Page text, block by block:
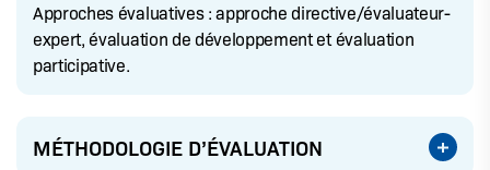
Approches évaluatives : approche directive/évaluateur-
expert, évaluation de développement et évaluation
participative.
MÉTHODOLOGIE D’ÉVALUATION